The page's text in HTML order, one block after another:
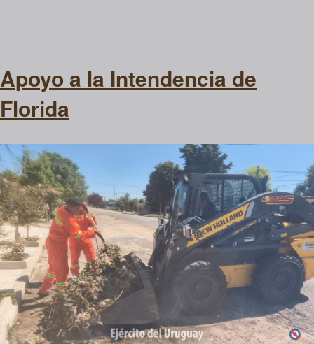
Apoyo a la Intendencia de
Florida